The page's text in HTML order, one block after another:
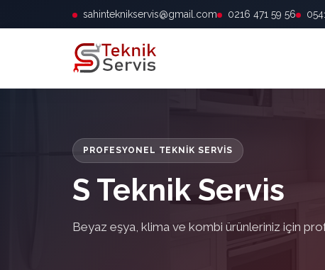
sahinteknikservis@gmail.com 0216 471 59 56
PROFESYONEL TEKNIK SERVIS
S Teknik Servis
Beyaz eşya, klima ve kombi ürünleriniz için